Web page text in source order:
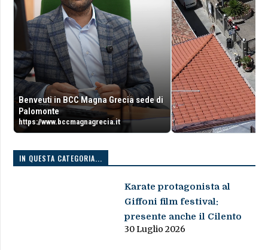
Benveuti in BCC Magna Grecia sede di
Palomonte
https://www.bccmagnagrecia.it
IN QUESTA CATEGORIA...
Karate protagonista al
Giffoni film festival:
presente anche il Cilento
30 Luglio 2026